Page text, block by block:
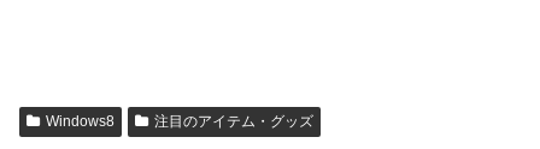
Windows8 注目のアイテム・グッズ